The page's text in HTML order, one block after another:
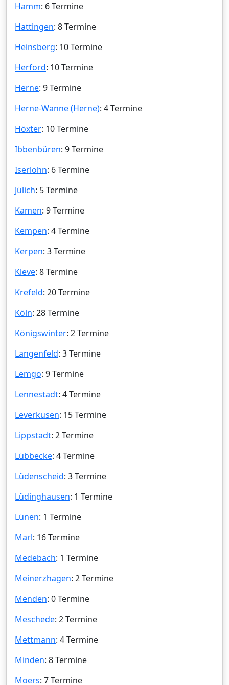
Hamm: 6 Termine
Hattingen: 8 Termine
Heinsberg: 10 Termine
Herford: 10 Termine
Herne: 9 Termine
Herne-Wanne (Herne): 4 Termine
Höxter: 10 Termine
Ibbenbüren: 9 Termine
Iserlohn: 6 Termine
Jülich: 5 Termine
Kamen: 9 Termine
Kempen: 4 Termine
Kerpen: 3 Termine
Kleve: 8 Termine
Krefeld: 20 Termine
Köln: 28 Termine
Königswinter: 2 Termine
Langenfeld: 3 Termine
Lemgo: 9 Termine
Lennestadt: 4 Termine
Leverkusen: 15 Termine
Lippstadt: 2 Termine
Lübbecke: 4 Termine
Lüdenscheid: 3 Termine
Lüdinghausen: 1 Termine
Lünen: 1 Termine
Marl: 16 Termine
Medebach: 1 Termine
Meinerzhagen: 2 Termine
Menden: 0 Termine
Meschede: 2 Termine
Mettmann: 4 Termine
Minden: 8 Termine
Moers: 7 Termine